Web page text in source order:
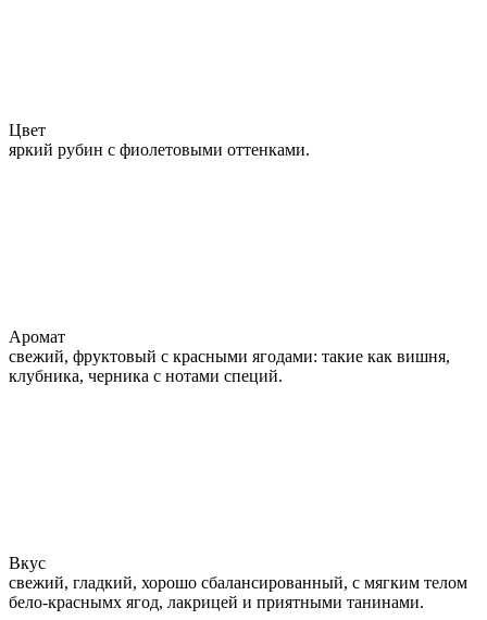
Цвет
яркий рубин с фиолетовыми оттенками.
Аромат
свежий, фруктовый с красными ягодами: такие как вишня,
клубника, черника с нотами специй.
Вкус
свежий, гладкий, хорошо сбалансированный, с мягким телом
бело-краснымх ягод, лакрицей и приятными танинами.